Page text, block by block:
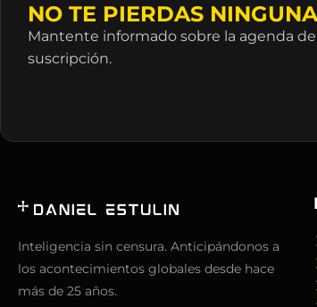
NO TE PIERDAS
Mantente informado sobre la agenda
suscripción.
Inteligencia sin censura. Anticipándonos a
los acontecimientos globales desde hace
más de 25 años.